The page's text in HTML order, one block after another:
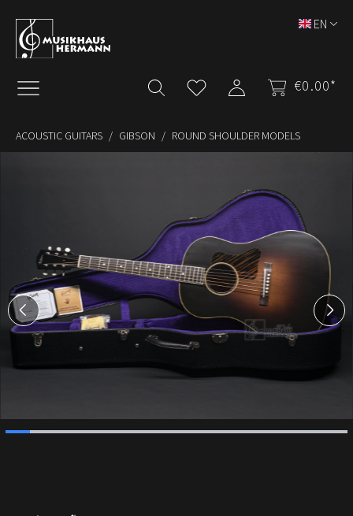
Skip to main content
€0.00*
EN
ACOUSTIC GUITARS GIBSON ROUND SHOULDER MODELS